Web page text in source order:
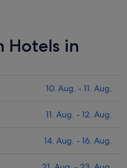
Hotels in
10. Aug. - 11. Aug.
11. Aug. - 12. Aug.
14. Aug. - 16. Aug.